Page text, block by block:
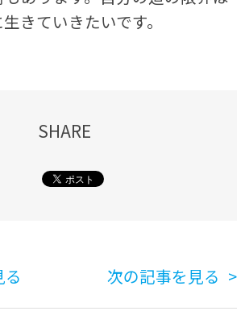
きていきたいです。
SHARE
次の記事を見る